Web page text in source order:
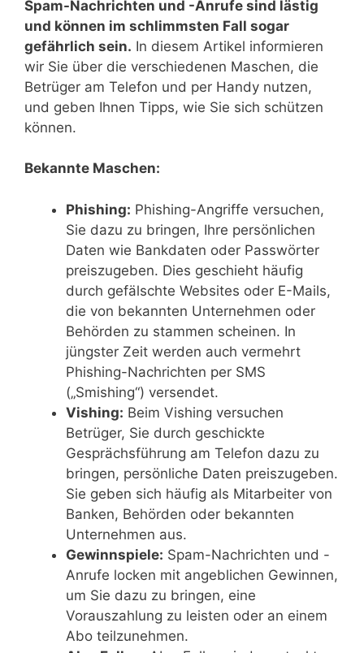
Spam-Nachrichten und -Anrufe sind lästig
und können im schlimmsten Fall sogar
gefährlich sein. In diesem Artikel informieren
wir Sie über die verschiedenen Maschen, die
Betrüger am Telefon und per Handy nutzen,
und geben Ihnen Tipps, wie Sie sich schützen
können.
Bekannte Maschen:
Phishing: Phishing-Angriffe versuchen,
Sie dazu zu bringen, Ihre persönlichen
Daten wie Bankdaten oder Passwörter
preiszugeben. Dies geschieht häufig
durch gefälschte Websites oder E-Mails,
die von bekannten Unternehmen oder
Behörden zu stammen scheinen. In
jüngster Zeit werden auch vermehrt
Phishing-Nachrichten per SMS
(„Smishing“) versendet.
Vishing: Beim Vishing versuchen
Betrüger, Sie durch geschickte
Gesprächsführung am Telefon dazu zu
bringen, persönliche Daten preiszugeben.
Sie geben sich häufig als Mitarbeiter von
Banken, Behörden oder bekannten
Unternehmen aus.
Gewinnspiele: Spam-Nachrichten und -
Anrufe locken mit angeblichen Gewinnen,
um Sie dazu zu bringen, eine
Vorauszahlung zu leisten oder an einem
Abo teilzunehmen.